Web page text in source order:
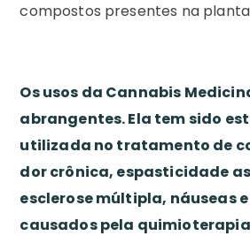
compostos presentes na
Os usos da Cannabis
abrangentes. Ela tem sido
utilizada no tratamento de
dor crônica, espasticidade
esclerose múltipla, náuseas
causados pela